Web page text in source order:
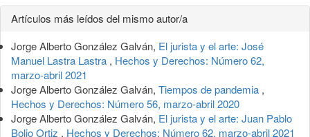
Detalles
del
artículo
Artículos más leídos del mismo autor/a
Jorge Alberto González Galván, El jurista y el arte: José
Manuel Lastra Lastra , Hechos y Derechos: Número 62,
marzo-abril 2021
Jorge Alberto González Galván, Tiempos de pandemia ,
Hechos y Derechos: Número 56, marzo-abril 2020
Jorge Alberto González Galván, El jurista y el arte: Juan Pablo
Bolio Ortiz , Hechos y Derechos: Número 62, marzo-abril 2021